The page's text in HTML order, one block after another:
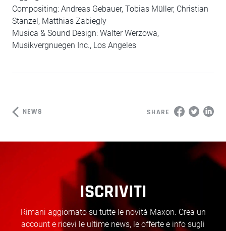
Compositing: Andreas Gebauer, Tobias Müller, Christian
Stanzel, Matthias Zabiegly
Musica & Sound Design: Walter Werzowa,
Musikvergnuegen Inc., Los Angeles
NEWS SHARE
ISCRIVITI
Rimani aggiornato su tutte le novità Maxon. Crea un
account e ricevi le ultime news, le offerte e info sugli